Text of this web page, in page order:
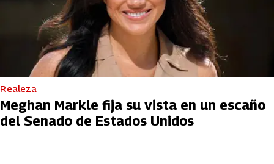
Realeza
Meghan Markle fija su vista en un escaño
del Senado de Estados Unidos